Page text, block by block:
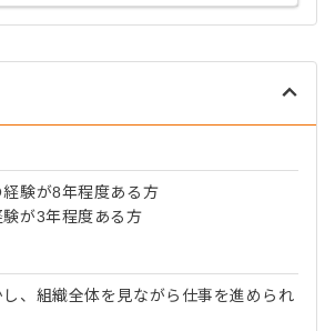
験が8年程度ある方
が3年程度ある方
、組織全体を見ながら仕事を進められ